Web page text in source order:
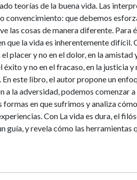
teorías de la buena vida. Las
convencimiento: que debemos
las cosas de manera diferente. Para
que la vida es inherentemente difícil.
placer y no en el dolor, en la amistad
éxito y no en el fracaso, en la justicia y
En este libro, el autor propone un
a la adversidad, podemos comenzar
en que sufrimos y analiza
Con La vida es dura, el
guía, y revela cómo las herramientas
el peso del sufrimiento humano y a